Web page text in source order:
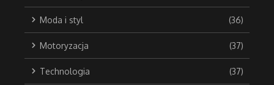
Moda i styl (36)
Motoryzacja (37)
Technologia (37)